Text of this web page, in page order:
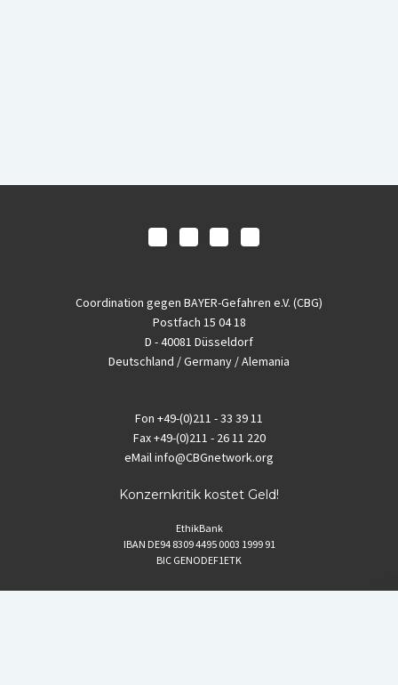
Coordination gegen BAYER-Gefahren e.V. (CBG)
Postfach 15 04 18
D - 40081 Düsseldorf
Deutschland / Germany / Alemania
Fon +49-(0)211 - 33 39 11
Fax+49-(0)211 - 26 11 220
eMailinfo@CBGnetwork.org
Konzernkritik kostet Geld!
EthikBank
IBAN DE94 8309 4495 0003 1999 91
BIC GENODEF1ETK